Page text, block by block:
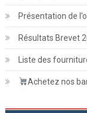
Présentation de
Résultats Brevet
Liste des
Achetez nos